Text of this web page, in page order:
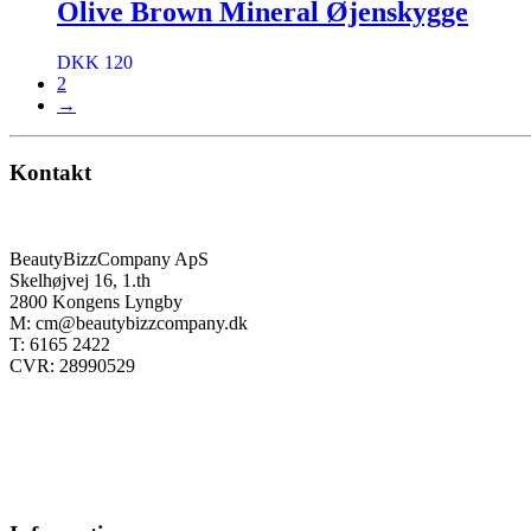
Olive Brown Mineral Øjenskygge
DKK 120
2
→
Kontakt
BeautyBizzCompany ApS
Skelhøjvej 16, 1.th
2800 Kongens Lyngby
M: cm@beautybizzcompany.dk
T: 6165 2422
CVR: 28990529